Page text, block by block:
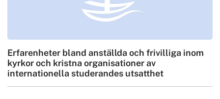
Erfarenheter bland anställda och frivilliga inom
kyrkor och kristna organisationer av
internationella studerandes utsatthet